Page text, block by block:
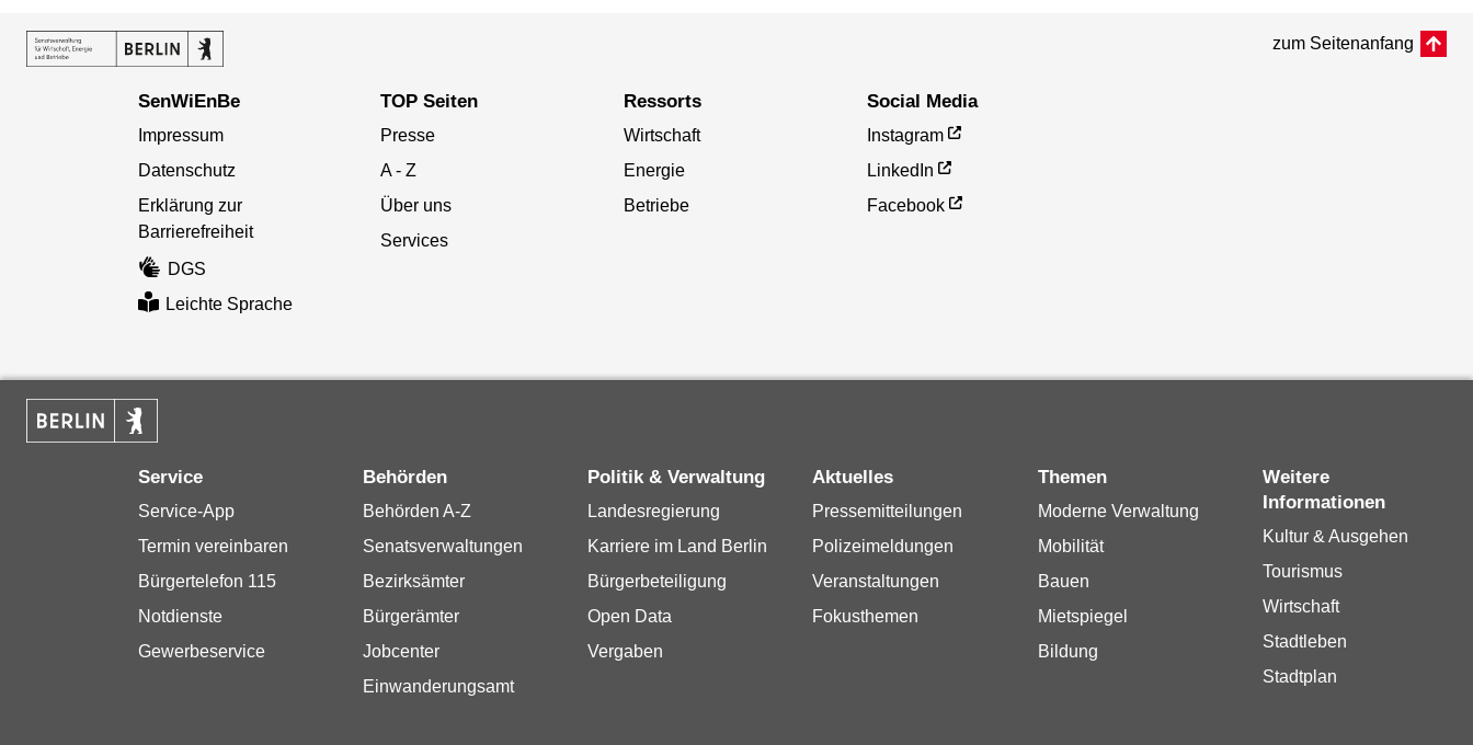
zum Seitenanfang
SenWiEnBe
Impressum
Datenschutz
Erklärung zur
Barrierefreiheit
DGS
Leichte Sprache
TOP Seiten
Presse
A - Z
Über uns
Services
Ressorts
Wirtschaft
Energie
Betriebe
Social Media
Instagram
LinkedIn
Facebook
Service
Service-App
Termin vereinbaren
Bürgertelefon 115
Notdienste
Gewerbeservice
Behörden
Behörden A-Z
Senatsverwaltungen
Bezirksämter
Bürgerämter
Jobcenter
Einwanderungsamt
Politik & Verwaltung
Landesregierung
Karriere im Land Berlin
Bürgerbeteiligung
Open Data
Vergaben
Aktuelles
Pressemitteilungen
Polizeimeldungen
Veranstaltungen
Fokusthemen
Themen
Moderne Verwaltung
Mobilität
Bauen
Mietspiegel
Bildung
Weitere
Informationen
Kultur & Ausgehen
Tourismus
Wirtschaft
Stadtleben
Stadtplan